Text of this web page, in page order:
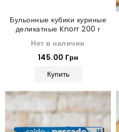
Бульонные кубики куриные
деликатные Knorr 200 г
Нет в наличии
145.00 Грн
Купить